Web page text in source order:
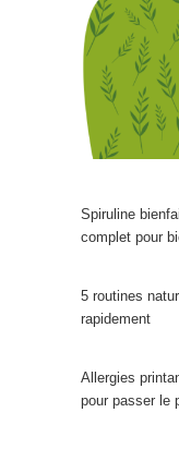
Spiruline
complet pour
5 routines
rapidement
Allergies
pour passer le